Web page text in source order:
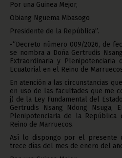
Por una Guinea Mejor,
Obiang Nguema Mbasogo
Presidente de la República”.
-“Decreto número 009/2026, de
se nombra a Doña Gertrudis
Extraordinaria y Plenipotenciaria
Ecuatorial en el Reino de
En atención a las circunstancias
en uso de las facultades que me
j) de la Ley Fundamental del
Gertrudis Nsang Ndong Nsuga,
Plenipotenciaria de la República
Reino de Marruecos.
Así lo dispongo por el presente
trece días del mes de enero del